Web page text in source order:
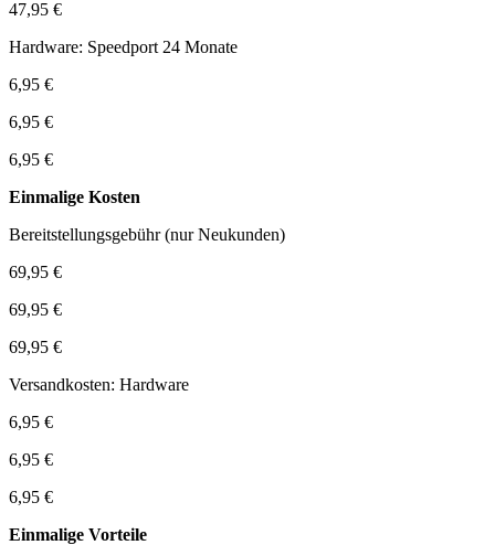
47,95 €
Hardware: Speedport 24 Monate
6,95 €
6,95 €
6,95 €
Einmalige Kosten
Bereitstellungsgebühr (nur Neukunden)
69,95 €
69,95 €
69,95 €
Versandkosten: Hardware
6,95 €
6,95 €
6,95 €
Einmalige Vorteile